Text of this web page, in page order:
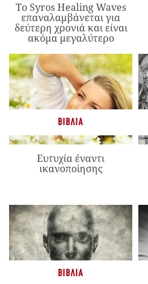
Το Syros Healing Waves
επαναλαμβάνεται για
δεύτερη χρονιά και είναι
ακόμα μεγαλύτερο
ΒΙΒΛΊΑ
Ευτυχία έναντι
ικανοποίησης
ΒΙΒΛΊΑ